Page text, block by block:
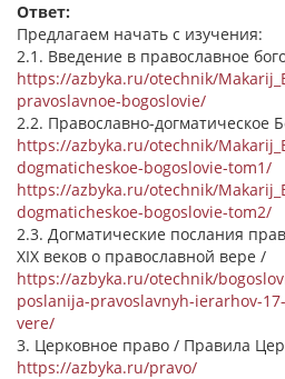
Ответ:
Предлагаем начать с изучения:
2.1. Введение в православное
https://azbyka.ru/otechnik/
pravoslavnoe-bogoslovie/
2.2. Православно-догматическое
https://azbyka.ru/otechnik/
dogmaticheskoe-bogoslovie-tom1/
https://azbyka.ru/otechnik/
dogmaticheskoe-bogoslovie-tom2/
2.3. Догматические послания
XIX веков о православной вере /
https://azbyka.ru/otechnik/
poslanija-pravoslavnyh-ierarhov-
vere/
3. Церковное право / Правила
https://azbyka.ru/pravo/